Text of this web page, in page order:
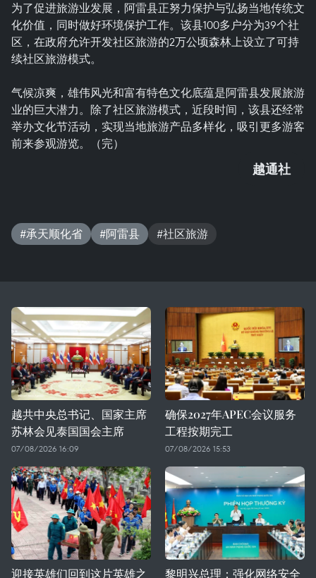
为了促进旅游业发展，阿雷县正努力保护与弘扬当地传统文
化价值，同时做好环境保护工作。该县100多户分为39个社
区，在政府允许开发社区旅游的2万公顷森林上设立了可持
续社区旅游模式。
气候凉爽，雄伟风光和富有特色文化底蕴是阿雷县发展旅游
业的巨大潜力。除了社区旅游模式，近段时间，该县还经常
举办文化节活动，实现当地旅游产品多样化，吸引更多游客
前来参观游览。（完）
越通社
#承天顺化省 #阿雷县 #社区旅游
越共中央总书记、国家主席
苏林会见泰国国会主席
07/08/2026 16:09
确保2027年APEC会议服务
工程按期完工
07/08/2026 15:53
迎接英雄们回到这片英雄之 黎明兴总理：强化网络安全